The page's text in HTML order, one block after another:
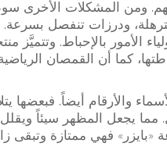
ومن المشكلات الأخرى
ودرزات تنفصل بسرعة.
الأمور بالإحباط. وتتميَّز
كما أن القمصان
والأرقام أيضاً. فبعضها
مما يجعل المظهر سيئاً
«بايزر» فهي ممتازة وتبقى